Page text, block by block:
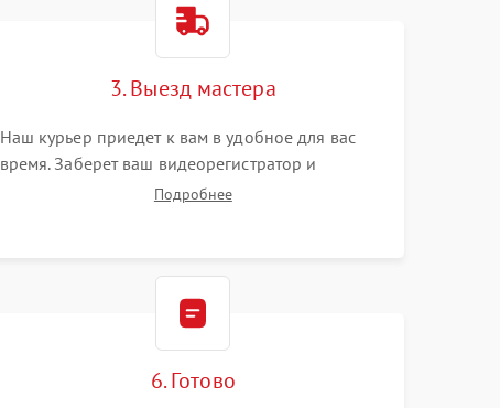
3. Выезд мастера
Наш курьер приедет к вам в удобное для вас
время. Заберет ваш видеорегистратор и
привезет на склад для диагностики.
Подробнее
6. Готово